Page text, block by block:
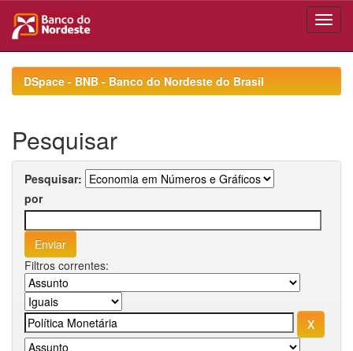
navigationDSpace - BNB - Banco do Nordeste do Brasil
Pesquisar
Pesquisar:
por
Filtros correntes: